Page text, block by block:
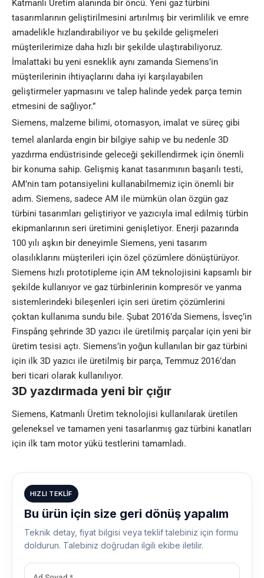
Katmanlı Üretim alanında bir öncü. Yeni gaz türbini
tasarımlarının geliştirilmesini artırılmış bir verimlilik ve emre
amadelikle hızlandırabiliyor ve bu şekilde gelişmeleri
müşterilerimize daha hızlı bir şekilde ulaştırabiliyoruz.
İmalattaki bu yeni esneklik aynı zamanda Siemens’in
müşterilerinin ihtiyaçlarını daha iyi karşılayabilen
geliştirmeler yapmasını ve talep halinde yedek parça temin
etmesini de sağlıyor.”
Siemens, malzeme bilimi, otomasyon, imalat ve süreç gibi
temel alanlarda engin bir bilgiye sahip ve bu nedenle 3D
yazdırma endüstrisinde geleceği şekillendirmek için önemli
bir konuma sahip. Gelişmiş kanat tasarımının başarılı testi,
AM’nin tam potansiyelini kullanabilmemiz için önemli bir
adım. Siemens, sadece AM ile mümkün olan özgün gaz
türbini tasarımları geliştiriyor ve yazıcıyla imal edilmiş türbin
ekipmanlarının seri üretimini genişletiyor. Enerji pazarında
100 yılı aşkın bir deneyimle Siemens, yeni tasarım
olasılıklarını müşterileri için özel çözümlere dönüştürüyor.
Siemens hızlı prototipleme için AM teknolojisini kapsamlı bir
şekilde kullanıyor ve gaz türbinlerinin kompresör ve yanma
sistemlerindeki bileşenleri için seri üretim çözümlerini
çoktan kullanıma sundu bile. Şubat 2016’da Siemens, İsveç’in
Finspång şehrinde 3D yazıcı ile üretilmiş parçalar için yeni bir
üretim tesisi açtı. Siemens’in yoğun kullanılan bir gaz türbini
için ilk 3D yazıcı ile üretilmiş bir parça, Temmuz 2016’dan
beri ticari olarak kullanılıyor.
3D yazdırmada yeni bir çığır
Siemens, Katmanlı Üretim teknolojisi kullanılarak üretilen
geleneksel ve tamamen yeni tasarlanmış gaz türbini kanatları
için ilk tam motor yükü testlerini tamamladı.
HIZLI TEKLIF
Bu ürün için size geri dönüş yapalım
Teknik detay, fiyat bilgisi veya teklif talebiniz için formu
doldurun. Talebiniz doğrudan ilgili ekibe iletilir.